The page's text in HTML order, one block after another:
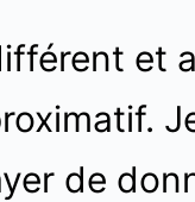
et
de